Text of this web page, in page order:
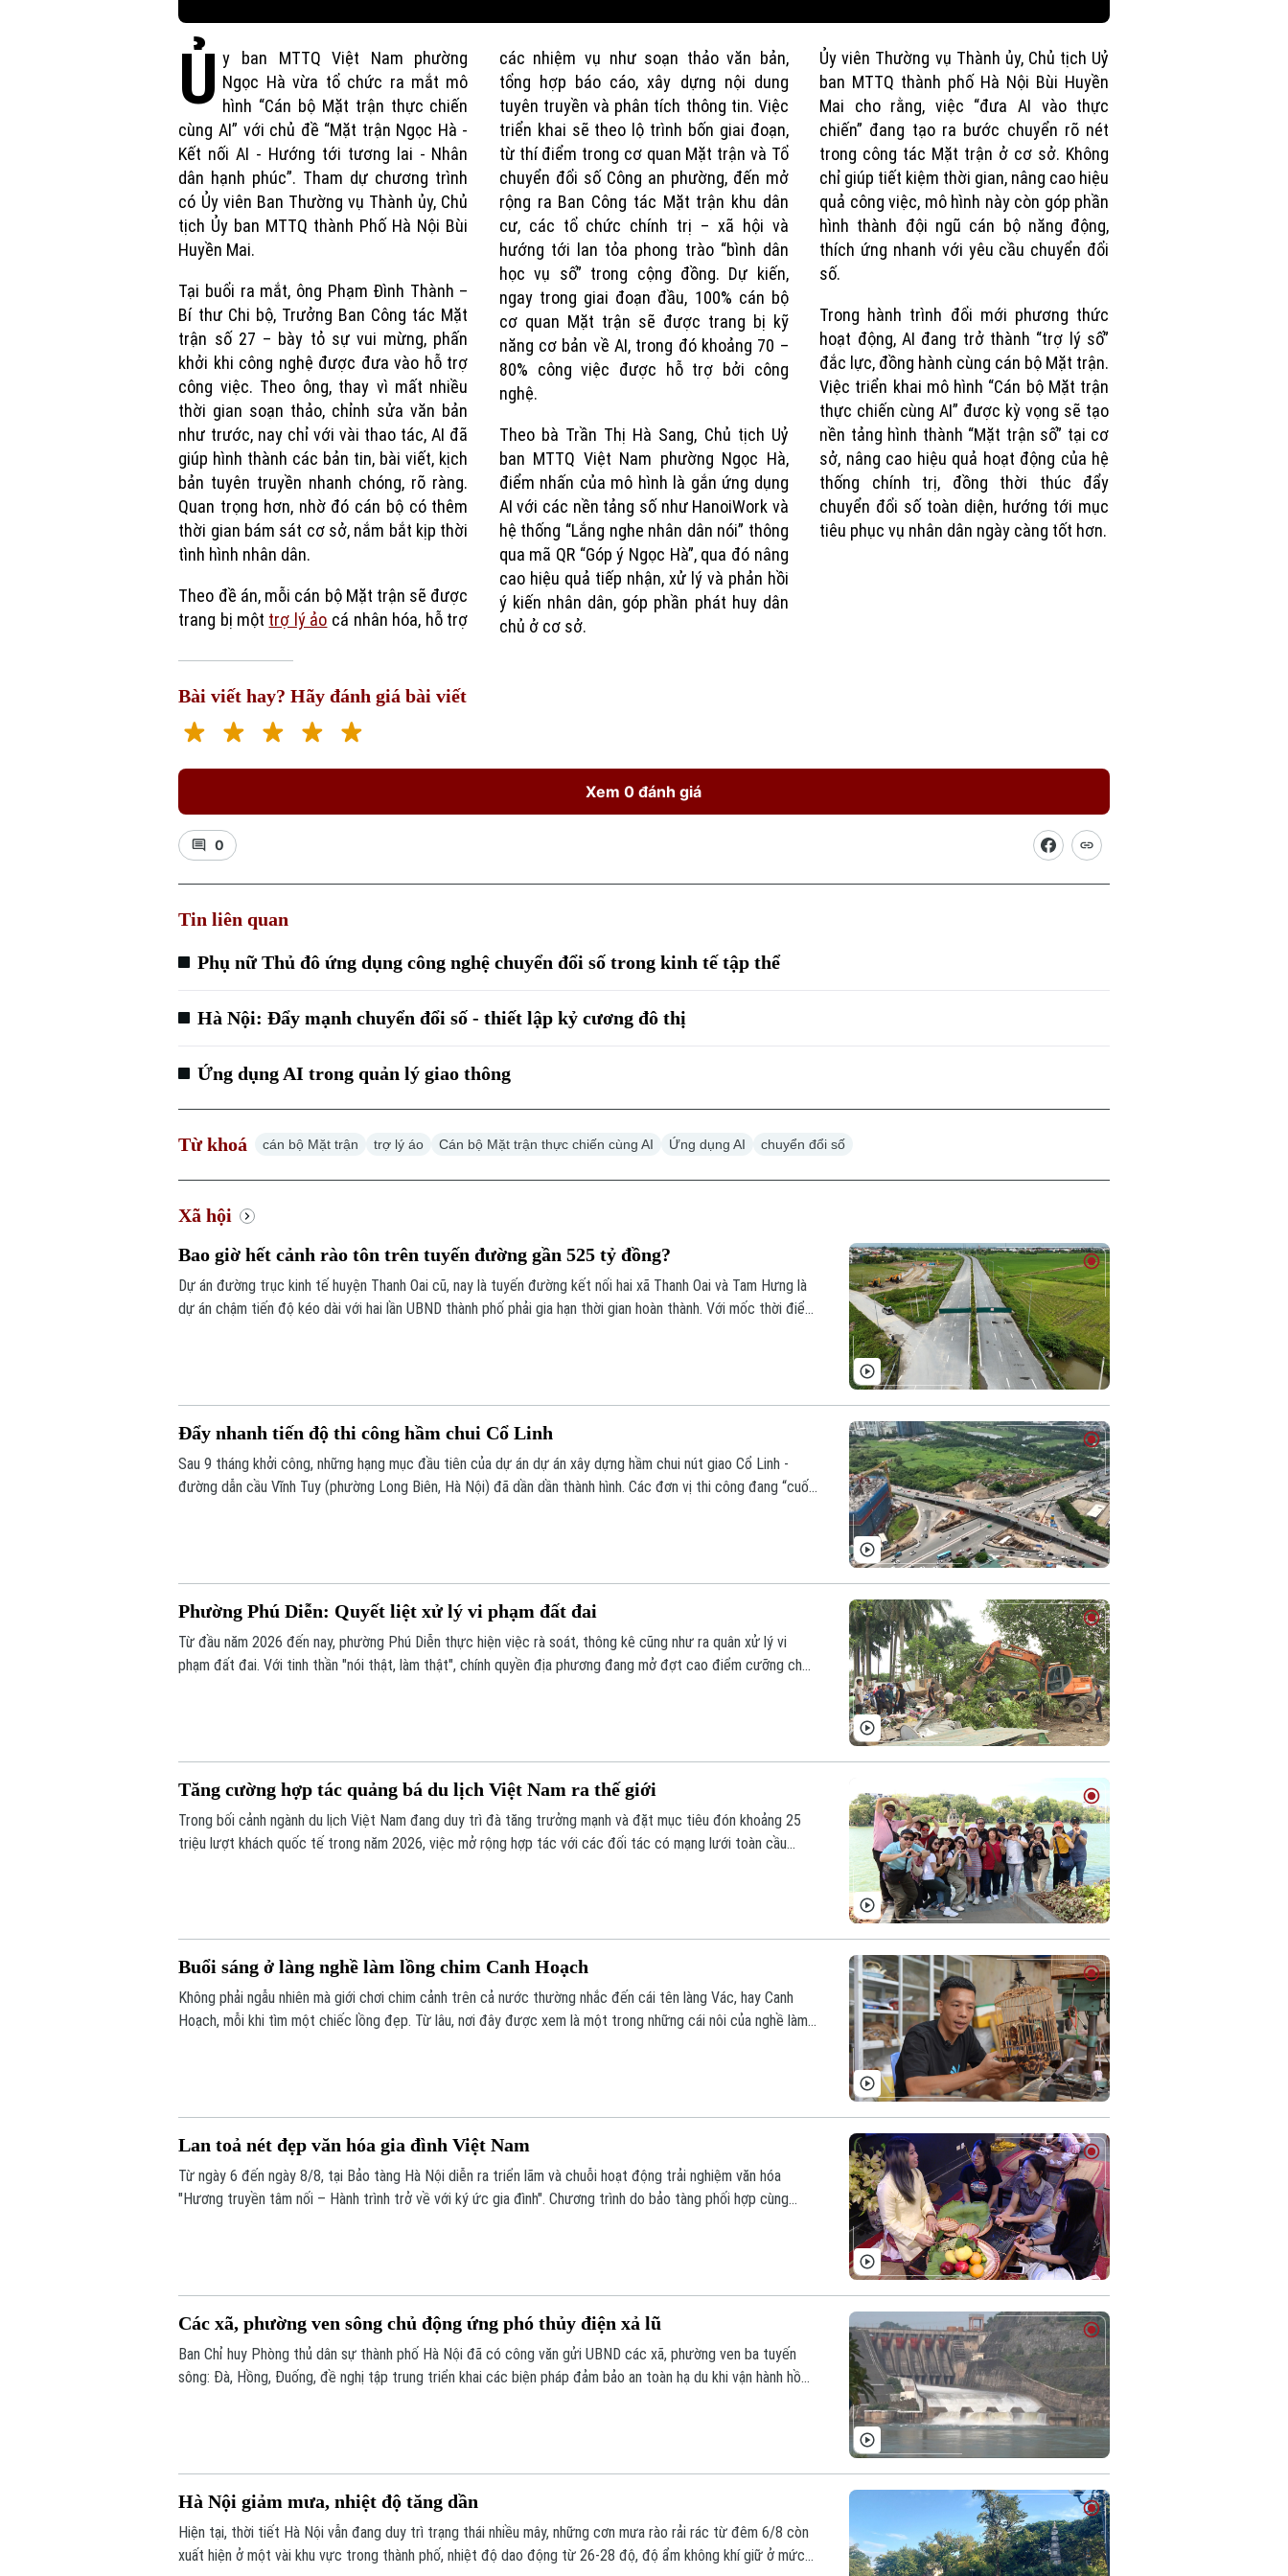
Ủ y ban MTTQ Việt Nam phường
Ngọc Hà vừa tổ chức ra mắt mô
hình “Cán bộ Mặt trận thực chiến
cùng AI” với chủ đề “Mặt trận Ngọc Hà -
Kết nối AI - Hướng tới tương lai - Nhân
dân hạnh phúc”. Tham dự chương trình
có Ủy viên Ban Thường vụ Thành ủy, Chủ
tịch Ủy ban MTTQ thành Phố Hà Nội Bùi
Huyền Mai.
Tại buổi ra mắt, ông Phạm Đình Thành –
Bí thư Chi bộ, Trưởng Ban Công tác Mặt
trận số 27 – bày tỏ sự vui mừng, phấn
khởi khi công nghệ được đưa vào hỗ trợ
công việc. Theo ông, thay vì mất nhiều
thời gian soạn thảo, chỉnh sửa văn bản
như trước, nay chỉ với vài thao tác, AI đã
giúp hình thành các bản tin, bài viết, kịch
bản tuyên truyền nhanh chóng, rõ ràng.
Quan trọng hơn, nhờ đó cán bộ có thêm
thời gian bám sát cơ sở, nắm bắt kịp thời
tình hình nhân dân.
Theo đề án, mỗi cán bộ Mặt trận sẽ được
trang bị một trợ lý ảo cá nhân hóa, hỗ trợ
các nhiệm vụ như soạn thảo văn bản,
tổng hợp báo cáo, xây dựng nội dung
tuyên truyền và phân tích thông tin. Việc
triển khai sẽ theo lộ trình bốn giai đoạn,
từ thí điểm trong cơ quan Mặt trận và Tổ
chuyển đổi số Công an phường, đến mở
rộng ra Ban Công tác Mặt trận khu dân
cư, các tổ chức chính trị – xã hội và
hướng tới lan tỏa phong trào “bình dân
học vụ số” trong cộng đồng. Dự kiến,
ngay trong giai đoạn đầu, 100% cán bộ
cơ quan Mặt trận sẽ được trang bị kỹ
năng cơ bản về AI, trong đó khoảng 70 –
80% công việc được hỗ trợ bởi công
nghệ.
Theo bà Trần Thị Hà Sang, Chủ tịch Uỷ
ban MTTQ Việt Nam phường Ngọc Hà,
điểm nhấn của mô hình là gắn ứng dụng
AI với các nền tảng số như HanoiWork và
hệ thống “Lắng nghe nhân dân nói” thông
qua mã QR “Góp ý Ngọc Hà”, qua đó nâng
cao hiệu quả tiếp nhận, xử lý và phản hồi
ý kiến nhân dân, góp phần phát huy dân
chủ ở cơ sở.
Ủy viên Thường vụ Thành ủy, Chủ tịch Uỷ
ban MTTQ thành phố Hà Nội Bùi Huyền
Mai cho rằng, việc “đưa AI vào thực
chiến” đang tạo ra bước chuyển rõ nét
trong công tác Mặt trận ở cơ sở. Không
chỉ giúp tiết kiệm thời gian, nâng cao hiệu
quả công việc, mô hình này còn góp phần
hình thành đội ngũ cán bộ năng động,
thích ứng nhanh với yêu cầu chuyển đổi
số.
Trong hành trình đổi mới phương thức
hoạt động, AI đang trở thành “trợ lý số”
đắc lực, đồng hành cùng cán bộ Mặt trận.
Việc triển khai mô hình “Cán bộ Mặt trận
thực chiến cùng AI” được kỳ vọng sẽ tạo
nền tảng hình thành “Mặt trận số” tại cơ
sở, nâng cao hiệu quả hoạt động của hệ
thống chính trị, đồng thời thúc đẩy
chuyển đổi số toàn diện, hướng tới mục
tiêu phục vụ nhân dân ngày càng tốt hơn.
Bài viết hay? Hãy đánh giá bài viết
Xem 0 đánh giá
0
Tin liên quan
Phụ nữ Thủ đô ứng dụng công nghệ chuyển đổi số trong kinh tế tập thể
Hà Nội: Đẩy mạnh chuyển đổi số - thiết lập kỷ cương đô thị
Ứng dụng AI trong quản lý giao thông
Từ khoá cán bộ Mặt trận trợ lý áo Cán bộ Mặt trận thực chiến cùng AI Ứng dụng AI chuyển đổi số
Xã hội
Bao giờ hết cảnh rào tôn trên tuyến đường gần 525 tỷ đồng?
Dự án đường trục kinh tế huyện Thanh Oai cũ, nay là tuyến đường kết nối hai xã Thanh Oai và Tam Hưng là
dự án chậm tiến độ kéo dài với hai lần UBND thành phố phải gia hạn thời gian hoàn thành. Với mốc thời điểm
Đẩy nhanh tiến độ thi công hầm chui Cổ Linh
Sau 9 tháng khởi công, những hạng mục đầu tiên của dự án dự án xây dựng hầm chui nút giao Cổ Linh -
đường dẫn cầu Vĩnh Tuy (phường Long Biên, Hà Nội) đã dần dần thành hình. Các đơn vị thi công đang “cuốn
Phường Phú Diễn: Quyết liệt xử lý vi phạm đất đai
Từ đầu năm 2026 đến nay, phường Phú Diễn thực hiện việc rà soát, thông kê cũng như ra quân xử lý vi
phạm đất đai. Với tinh thần "nói thật, làm thật", chính quyền địa phương đang mở đợt cao điểm cưỡng chế,
Tăng cường hợp tác quảng bá du lịch Việt Nam ra thế giới
Trong bối cảnh ngành du lịch Việt Nam đang duy trì đà tăng trưởng mạnh và đặt mục tiêu đón khoảng 25
triệu lượt khách quốc tế trong năm 2026, việc mở rộng hợp tác với các đối tác có mạng lưới toàn cầu
Buổi sáng ở làng nghề làm lồng chim Canh Hoạch
Không phải ngẫu nhiên mà giới chơi chim cảnh trên cả nước thường nhắc đến cái tên làng Vác, hay Canh
Hoạch, mỗi khi tìm một chiếc lồng đẹp. Từ lâu, nơi đây được xem là một trong những cái nôi của nghề làm
Lan toả nét đẹp văn hóa gia đình Việt Nam
Từ ngày 6 đến ngày 8/8, tại Bảo tàng Hà Nội diễn ra triển lãm và chuỗi hoạt động trải nghiệm văn hóa
"Hương truyền tâm nối – Hành trình trở về với ký ức gia đình". Chương trình do bảo tàng phối hợp cùng
Các xã, phường ven sông chủ động ứng phó thủy điện xả lũ
Ban Chỉ huy Phòng thủ dân sự thành phố Hà Nội đã có công văn gửi UBND các xã, phường ven ba tuyến
sông: Đà, Hồng, Đuống, đề nghị tập trung triển khai các biện pháp đảm bảo an toàn hạ du khi vận hành hồ
Hà Nội giảm mưa, nhiệt độ tăng dần
Hiện tại, thời tiết Hà Nội vẫn đang duy trì trạng thái nhiều mây, những cơn mưa rào rải rác từ đêm 6/8 còn
xuất hiện ở một vài khu vực trong thành phố, nhiệt độ dao động từ 26-28 độ, độ ẩm không khí giữ ở mức